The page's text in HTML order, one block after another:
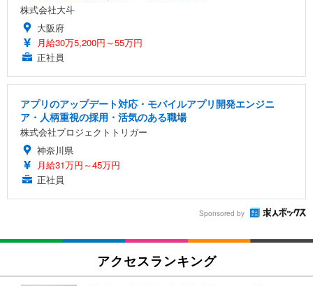
株式会社大斗
大阪府
月給30万5,200円～55万円
正社員
アプリのアップデート対応・モバイルアプリ開発エンジニ
ア・人柄重視の採用・活気のある職場
株式会社プロジェクトトリガー
神奈川県
月給31万円～45万円
正社員
Sponsored by
アクセスランキング